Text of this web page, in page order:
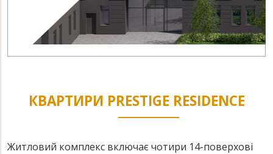
КВАРТИРИ PRESTIGE RESIDENCE
Житловий комплекс включає чотири 14-поверхові